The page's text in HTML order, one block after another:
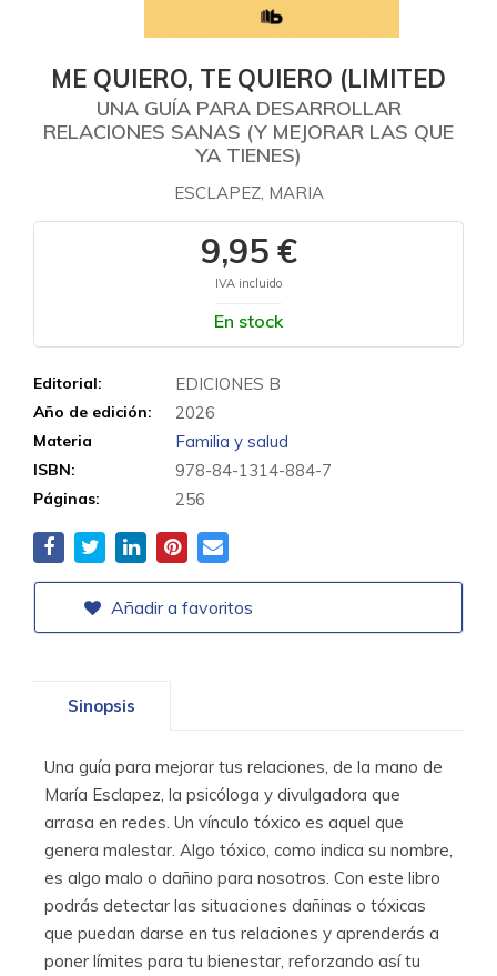
ME QUIERO, TE QUIERO (LIMITED
UNA GUÍA PARA DESARROLLAR
RELACIONES SANAS (Y MEJORAR LAS QUE
YA TIENES)
ESCLAPEZ, MARIA
9,95 €
IVA incluido
En stock
Editorial: EDICIONES B
Año de edición: 2026
Materia Familia y salud
ISBN: 978-84-1314-884-7
Páginas: 256
Añadir a favoritos
Sinopsis
Una guía para mejorar tus relaciones, de la mano de
María Esclapez, la psicóloga y divulgadora que
arrasa en redes. Un vínculo tóxico es aquel que
genera malestar. Algo tóxico, como indica su nombre,
es algo malo o dañino para nosotros. Con este libro
podrás detectar las situaciones dañinas o tóxicas
que puedan darse en tus relaciones y aprenderás a
poner límites para tu bienestar, reforzando así tu